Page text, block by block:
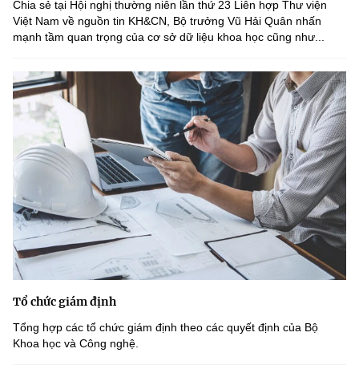
Chọn ngôn ngữ
Vietnamese English
BỘ KHOA HỌC VÀ CÔNG NGHỆ
MINISTRY OF SCIENCE AND TECHNOLOGY
Điều khoản sử dụng Theo dõi MST: Góp ý
Cơ quan chủ quản: Bộ Khoa học và Công nghệ (MST)
Chịu trách nhiệm nội dung: Nguyễn Thị Hải Hằng
Giám đốc Trung tâm Truyền thông Khoa học và Công nghệ.
Liên hệ
Điện thoại: 024 3936 9506
Email:stc@mst.gov.vn
©2026 Bản quyền thuộc Bộ Khoa Học và Công Nghệ
Chia sẻ tại Hội nghị thường niên lần thứ 23 Liên hợp Thư viện
Việt Nam về nguồn tin KH&CN, Bộ trưởng Vũ Hải Quân nhấn
mạnh tầm quan trọng của cơ sở dữ liệu khoa học cũng như...
Tổ chức giám định
Tổng hợp các tổ chức giám định theo các quyết định của Bộ
Khoa học và Công nghệ.